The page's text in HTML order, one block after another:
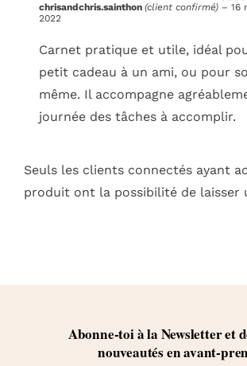
Note
chrisandchris.sainthon(client confirmé) – 16
2022
Carnet pratique et utile, idéal
petit cadeau à un ami, ou pour
même. Il accompagne
journée des tâches à accomplir.
Seuls les clients connectés ayant
produit ont la possibilité de laisser
Abonne-toi à la Newsletter et
nouveautés en avant-